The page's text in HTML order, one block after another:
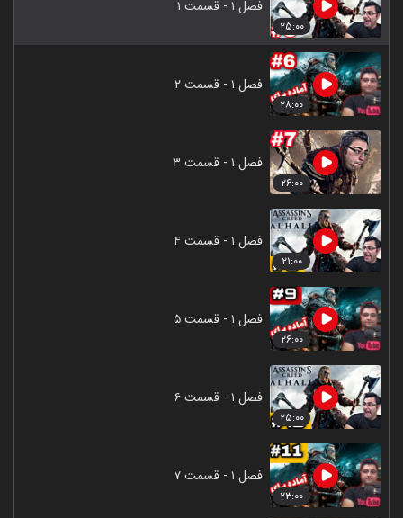
۲۵:۰۰
فصل ۱ - قسمت ۱
۲۸:۰۰
فصل ۱ - قسمت ۲
۲۶:۰۰
فصل ۱ - قسمت ۳
۲۱:۰۰
فصل ۱ - قسمت ۴
۲۶:۰۰
فصل ۱ - قسمت ۵
۲۵:۰۰
فصل ۱ - قسمت ۶
۲۳:۰۰
فصل ۱ - قسمت ۷